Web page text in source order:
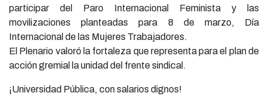
participar del Paro Internacional Feminista y las
movilizaciones planteadas para 8 de marzo, Día
Internacional de las Mujeres Trabajadores.
El Plenario valoró la fortaleza que representa para el plan de
acción gremial la unidad del frente sindical.
¡Universidad Pública, con salarios dignos!